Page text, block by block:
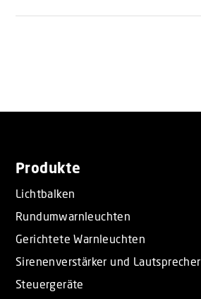
Produkte
Lichtbalken
Rundumwarnleuchten
Gerichtete Warnleuchten
Sirenenverstärker und Lautsprecher
Steuergeräte